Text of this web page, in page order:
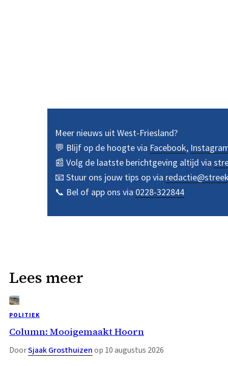
Meer nieuws uit West-Friesland?
💬 Blijf op de hoogte via Facebook,
📰 Volg de laatste berichtgeving altijd via
📧 Stuur ons jouw tips op via
📞 Bel of app ons via 0228-322844
Lees meer
POLITIEK
Column: Mooigemaakt Hoorn
DoorSjaak Grosthuizenop 10 augustus 2026